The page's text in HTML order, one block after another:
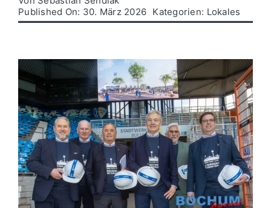
Published On: 30. März 2026 Kategorien: Lokales